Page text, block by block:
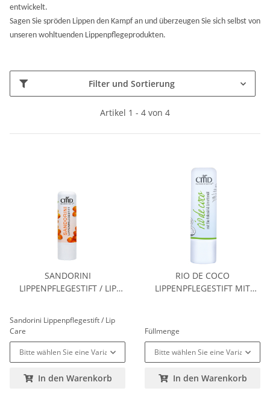
entwickelt.
Sagen Sie spröden Lippen den Kampf an und überzeugen Sie sich selbst von
unseren wohltuenden Lippenpflegeprodukten.
Filter und Sortierung
Artikel 1 - 4 von 4
SANDORINI
LIPPENPFLEGESTIFT / LIP
Sandorini Lippenpflegestift / Lip
Care
Bitte wählen Sie eine Variation.
In den Warenkorb
RIO DE COCO
LIPPENPFLEGESTIFT MIT
Füllmenge
Bitte wählen Sie eine Variation.
In den Warenkorb